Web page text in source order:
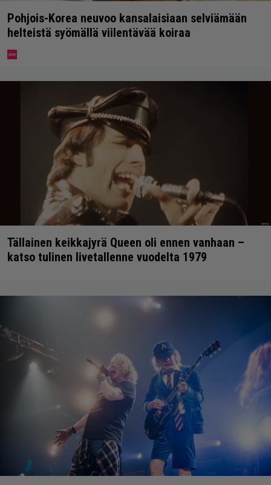
Pohjois-Korea neuvoo kansalaisiaan selviämään
helteistä syömällä viilentävää koiraa
Tällainen keikkajyrä Queen oli ennen vanhaan –
katso tulinen livetallenne vuodelta 1979